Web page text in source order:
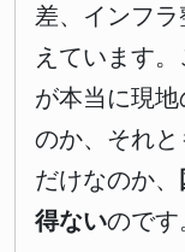
差、インフ
えています
が本当に現
のか、それ
だけなのか、
得ないのです